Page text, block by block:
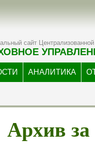
сайт Централизованной
АНАЛИТИКА
Архив